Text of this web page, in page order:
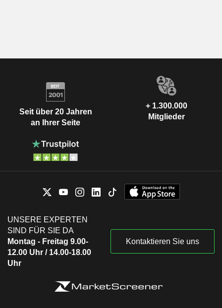
Seit über 20 Jahren
an Ihrer Seite
+ 1.300.000
Mitglieder
UNSERE EXPERTEN
SIND FÜR SIE DA
Montag - Freitag 9.00-
12.00 Uhr / 14.00-18.00
Uhr
Kontaktieren Sie uns